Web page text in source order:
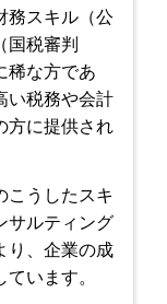
務スキル（公
国税審判
稀な方であ
い税務や会計
方に提供され
こうしたスキ
サルティング
り、企業の成
います。